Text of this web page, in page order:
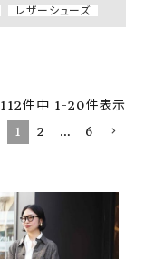
レザーシューズ
112件中 1-20件表示
1
2 … 6